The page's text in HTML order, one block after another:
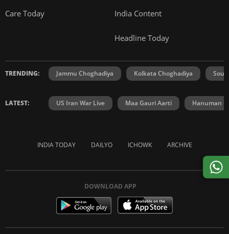
Care Today India Content
Headline Today
TRENDING: Jammu Choghadiya Kolkata Choghadiya
LATEST: US Iran War Live Maa Gauri Aarti Hanuman
INDIA TODAY DAILYO ICHOWK ARCHIVE
DOWNLOAD APP